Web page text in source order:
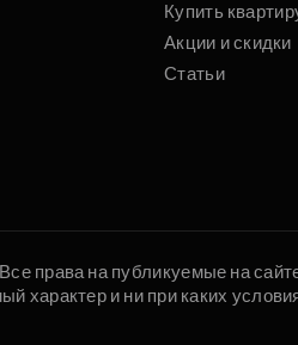
Купить
Акции и скидки
Статьи
права на публикуемые на
и ни при каких